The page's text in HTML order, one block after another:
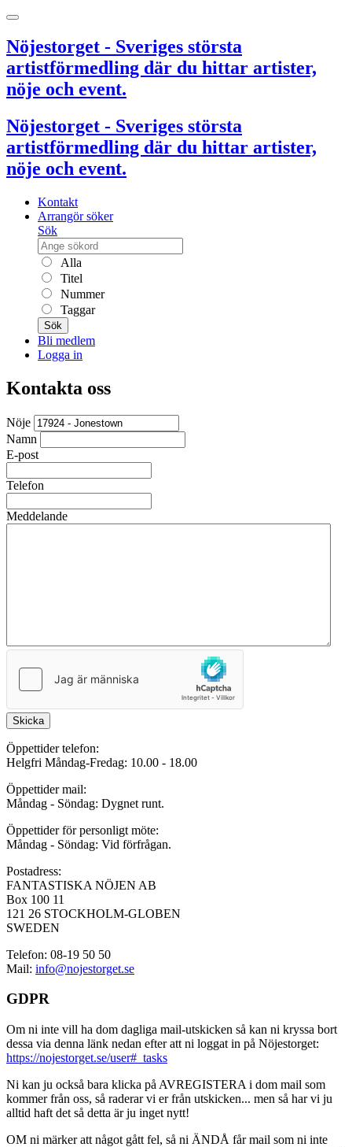
Nöjestorget - Sveriges största
artistförmedling där du hittar artister,
nöje och event.
Nöjestorget - Sveriges största
artistförmedling där du hittar artister,
nöje och event.
Kontakt
Arrangör söker
Sök
Alla
Titel
Nummer
Taggar
Sök
Bli medlem
Logga in
Kontakta oss
Nöje
Namn
E-post
Telefon
Meddelande
Skicka
Öppettider telefon:
Helgfri Måndag-Fredag: 10.00 - 18.00
Öppettider mail:
Måndag - Söndag: Dygnet runt.
Öppettider för personligt möte:
Måndag - Söndag: Vid förfrågan.
Postadress:
FANTASTISKA NÖJEN AB
Box 100 11
121 26 STOCKHOLM-GLOBEN
SWEDEN
Telefon: 08-19 50 50
Mail: info@nojestorget.se
GDPR
Om ni inte vill ha dom dagliga mail-utskicken så kan ni kryssa bort
dessa via denna länk nedan efter att ni loggat in på Nöjestorget:
https://nojestorget.se/user#_tasks
Ni kan ju också bara klicka på AVREGISTERA i dom mail som
kommer från oss, så raderar vi er från utskicken... men så har vi ju
alltid haft det så detta är ju inget nytt!
OM ni märker att något gått fel, så ni ÄNDÅ får mail som ni inte